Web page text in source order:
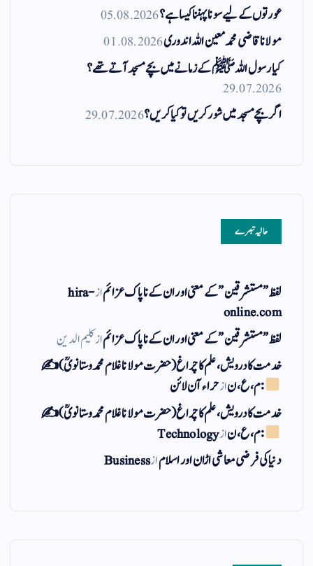
عورتوں کے لیے سونا پہننا کیسا ہے؟05.08.2026
مولانا قاضی محمد معین اللہ اندوری01.08.2026
کیا رسول اللہ ﷺ کے زمانے میں بچے مسجد آتے تھے؟
29.07.2026
اگر بچے مسجد میں شور کریں تو کیا کریں؟29.07.2026
حالیہ تبصرے
لفظ ” مستشرقین ” کے معنی اور ان کے نا پاک عزائمازhira-
online.com
لفظ ” مستشرقین ” کے معنی اور ان کے نا پاک عزائمازکلیم الدین
خدمت کا درویش، علم کا چراغ(حضرت مولانا غلام محمد وستانویؒ)✍
: م ، ع ، نازحراء آن لائن
خدمت کا درویش، علم کا چراغ(حضرت مولانا غلام محمد وستانویؒ)✍
: م ، ع ، نازTechnology
دنیا کی فرضی معاشی اڑان اور اسلامازBusiness